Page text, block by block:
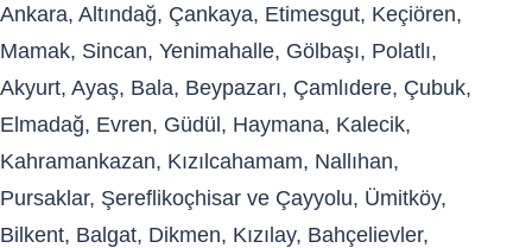
Ankara, Altındağ, Çankaya, Etimesgut, Keçiören,
Mamak, Sincan, Yenimahalle, Gölbaşı, Polatlı,
Akyurt, Ayaş, Bala, Beypazarı, Çamlıdere, Çubuk,
Elmadağ, Evren, Güdül, Haymana, Kalecik,
Kahramankazan, Kızılcahamam, Nallıhan,
Pursaklar, Şereflikoçhisar ve Çayyolu, Ümitköy,
Bilkent, Balgat, Dikmen, Kızılay, Bahçelievler,